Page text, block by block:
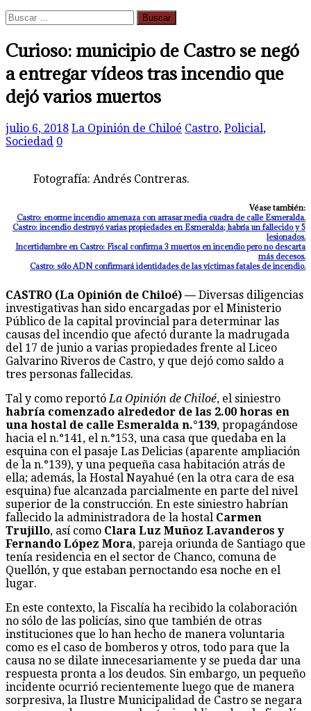
Buscar:
Curioso: municipio de Castro se negó
a entregar vídeos tras incendio que
dejó varios muertos
julio 6, 2018 La Opinión de Chiloé Castro, Policial,
Sociedad 0
Fotografía: Andrés Contreras.
Véase también:
Castro: enorme incendio amenaza con arrasar media cuadra de calle Esmeralda.
Castro: incendio destruyó varias propiedades en Esmeralda; habría un fallecido y 5
lesionados.
Incertidumbre en Castro: Fiscal confirma 3 muertos en incendio pero no descarta
más decesos.
Castro: sólo ADN confirmará identidades de las víctimas fatales de incendio.
CASTRO (La Opinión de Chiloé) — Diversas diligencias
investigativas han sido encargadas por el Ministerio
Público de la capital provincial para determinar las
causas del incendio que afectó durante la madrugada
del 17 de junio a varias propiedades frente al Liceo
Galvarino Riveros de Castro, y que dejó como saldo a
tres personas fallecidas.
Tal y como reportó La Opinión de Chiloé, el siniestro
habría comenzado alrededor de las 2.00 horas en
una hostal de calle Esmeralda n.°139, propagándose
hacia el n.°141, el n.°153, una casa que quedaba en la
esquina con el pasaje Las Delicias (aparente ampliación
de la n.°139), y una pequeña casa habitación atrás de
ella; además, la Hostal Nayahué (en la otra cara de esa
esquina) fue alcanzada parcialmente en parte del nivel
superior de la construcción. En este siniestro habrían
fallecido la administradora de la hostal Carmen
Trujillo, así como Clara Luz Muñoz Lavanderos y
Fernando López Mora, pareja oriunda de Santiago que
tenía residencia en el sector de Chanco, comuna de
Quellón, y que estaban pernoctando esa noche en el
lugar.
En este contexto, la Fiscalía ha recibido la colaboración
no sólo de las policías, sino que también de otras
instituciones que lo han hecho de manera voluntaria
como es el caso de bomberos y otros, todo para que la
causa no se dilate innecesariamente y se pueda dar una
respuesta pronta a los deudos. Sin embargo, un pequeño
incidente ocurrió recientemente luego que de manera
sorpresiva, la Ilustre Municipalidad de Castro se negara